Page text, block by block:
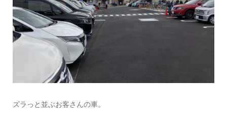
ズラっと並ぶお客さんの車。